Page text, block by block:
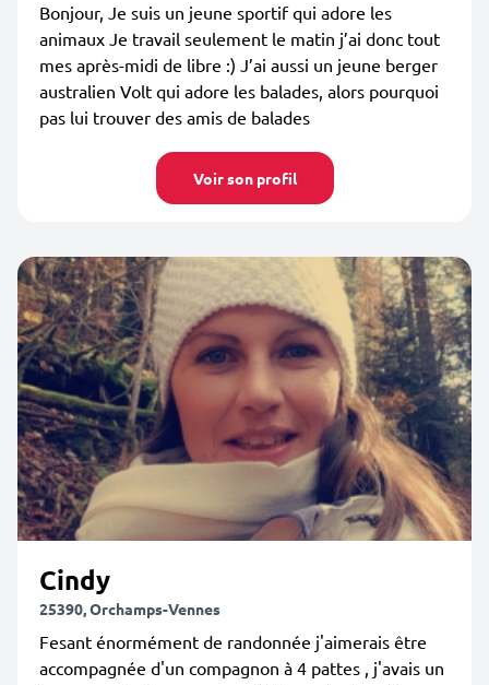
Bonjour, Je suis un jeune sportif qui adore les
animaux Je travail seulement le matin j’ai donc tout
mes après-midi de libre :) J’ai aussi un jeune berger
australien Volt qui adore les balades, alors pourquoi
pas lui trouver des amis de balades
Voir son profil
Cindy
25390, Orchamps-Vennes
Fesant énormément de randonnée j'aimerais être
accompagnée d'un compagnon à 4 pattes , j'avais un